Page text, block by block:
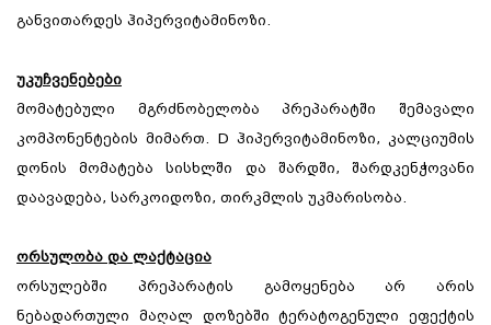
განვითარდეს ჰიპერვიტამინოზი.
უკუჩვენებები
მომატებული მგრძნობელობა პრეპარატში შემავალი
კომპონენტების მიმართ. D ჰიპერვიტამინოზი, კალციუმის
დონის მომატება სისხლში და შარდში, შარდკენჭოვანი
დაავადება, სარკოიდოზი, თირკმლის უკმარისობა.
ორსულობა და ლაქტაცია
ორსულებში პრეპარატის გამოყენება არ არის
ნებადართული მაღალ დოზებში ტერატოგენული ეფექტის